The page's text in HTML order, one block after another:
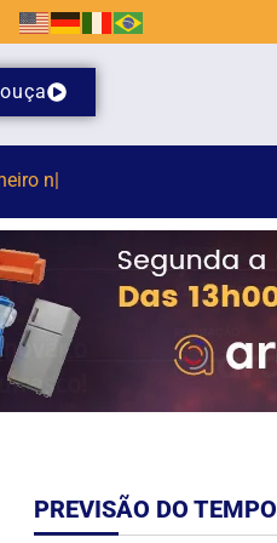
ouça
em Brusque
PREVISÃO DO TEMPO